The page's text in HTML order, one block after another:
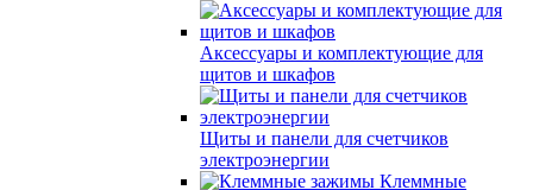
Аксессуары и комплектующие для
щитов и шкафов
Щиты и панели для счетчиков
электроэнергии
Клеммные